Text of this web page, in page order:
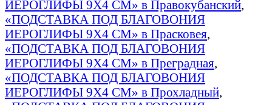
ИЕРОГЛИФЫ 9Х4 СМ» в Правокубанский,
«ПОДСТАВКА ПОД БЛАГОВОНИЯ
ИЕРОГЛИФЫ 9Х4 СМ» в Прасковея,
«ПОДСТАВКА ПОД БЛАГОВОНИЯ
ИЕРОГЛИФЫ 9Х4 СМ» в Преградная,
«ПОДСТАВКА ПОД БЛАГОВОНИЯ
ИЕРОГЛИФЫ 9Х4 СМ» в Прохладный,